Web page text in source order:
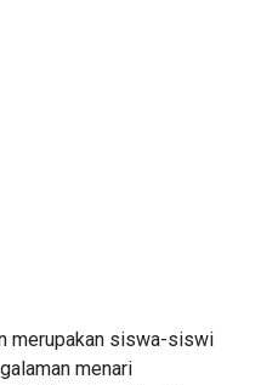
merupakan siswa-siswi
menari